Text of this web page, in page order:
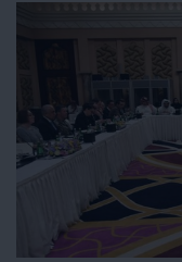
vai ser invadida
que,
NATO, irão
ameaça russa” em
a Itália, o mais
coronavírus? O que
russa”?